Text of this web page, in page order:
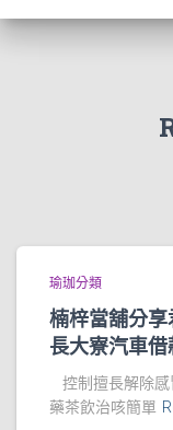
瑜珈分類
楠梓當舖分
長大寮汽車借
控制擅長解除感
藥茶飲治咳簡單